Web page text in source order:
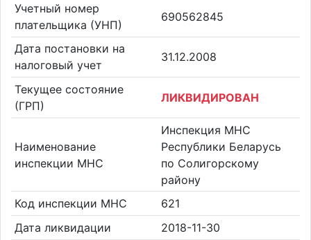
Учетный номер
плательщика (УНП)
690562845
Дата постановки на
налоговый учет
31.12.2008
Текущее состояние
(ГРП)
ЛИКВИДИРОВАН
Наименование
инспекции МНС
Инспекция МНС
Республики Беларусь
по Солигорскому
району
Код инспекции МНС
621
Дата ликвидации
2018-11-30